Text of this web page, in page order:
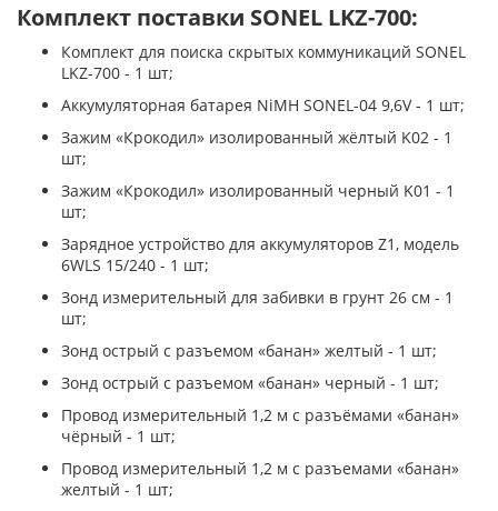
Комплект поставки SONEL LKZ-700:
Комплект для поиска скрытых коммуникаций SONEL
LKZ-700 - 1 шт;
Аккумуляторная батарея NiMH SONEL-04 9,6V - 1 шт;
Зажим «Крокодил» изолированный жёлтый K02 - 1
шт;
Зажим «Крокодил» изолированный черный K01 - 1
шт;
Зарядное устройство для аккумуляторов Z1, модель
6WLS 15/240 - 1 шт;
Зонд измерительный для забивки в грунт 26 см - 1
шт;
Зонд острый с разъемом «банан» желтый - 1 шт;
Зонд острый с разъемом «банан» черный - 1 шт;
Провод измерительный 1,2 м с разъёмами «банан»
чёрный - 1 шт;
Провод измерительный 1,2 м с разъемами «банан»
желтый - 1 шт;